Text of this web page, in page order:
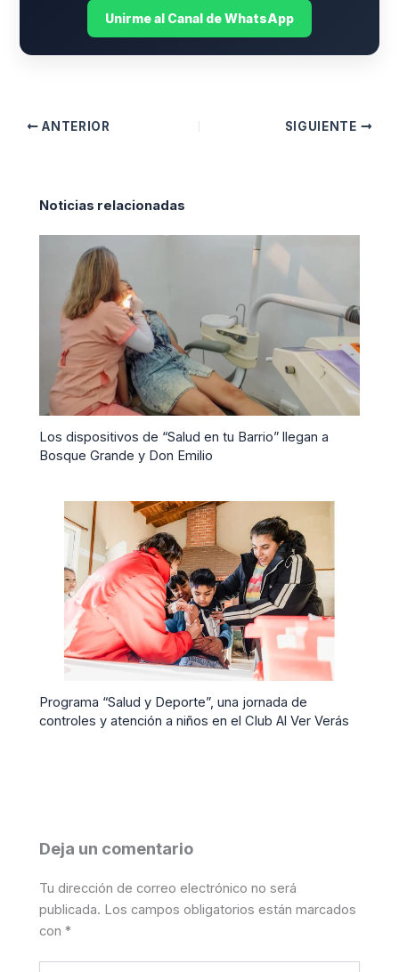
Unirme al Canal de WhatsApp
ANTERIOR SIGUIENTE
Noticias relacionadas
Los dispositivos de “Salud en tu Barrio” llegan a
Bosque Grande y Don Emilio
Programa “Salud y Deporte”, una jornada de
controles y atención a niños en el Club Al Ver Verás
Deja un comentario
Tu dirección de correo electrónico no será
publicada. Los campos obligatorios están marcados
con*